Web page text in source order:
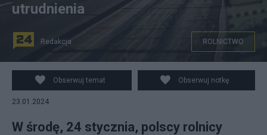
Źródło zdjęcia: W środę, 24 stycznia, polscy rolnicy
wyjadą maszynami na drogi. Fot. Pixabay / zdjęcie
ilustracyjne
utrudnienia
Redakcja ROLNICTWO
Obserwuj temat Obserwuj notkę
23.01.2024
W środę, 24 stycznia, polscy rolnicy